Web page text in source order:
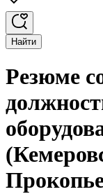
Найти
Резюме